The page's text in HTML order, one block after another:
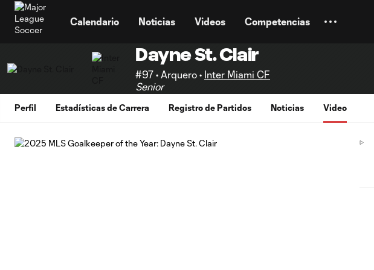
Calendario Noticias Videos Competencias
Dayne St. Clair
#97 • Arquero • Inter Miami CF
Senior
Perfil Estadísticas de Carrera Registro de Partidos Noticias Video